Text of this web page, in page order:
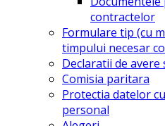
contractelor
Formulare tip (cu
timpului necesar
Declaratii de avere
Comisia paritara
Protectia datelor
personal